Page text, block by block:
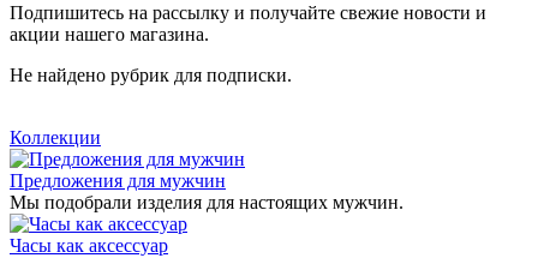
Подпишитесь на рассылку и получайте свежие новости и
акции нашего магазина.
Не найдено рубрик для подписки.
Коллекции
Предложения для мужчин
Мы подобрали изделия для настоящих мужчин.
Часы как аксессуар